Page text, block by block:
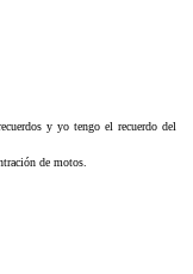
y yo tengo el recuerdo del
de motos.